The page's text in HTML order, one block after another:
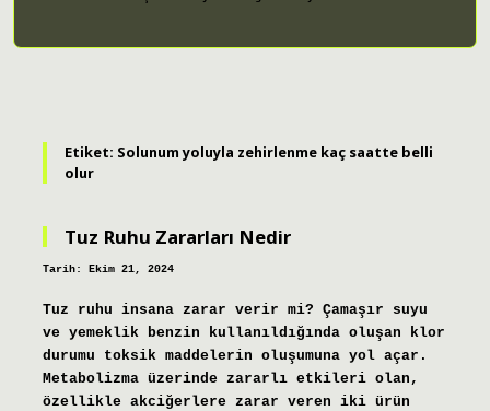
Etiket: Solunum yoluyla zehirlenme kaç saatte belli
olur
Tuz Ruhu Zararları Nedir
Tarih: Ekim 21, 2024
Tuz ruhu insana zarar verir mi? Çamaşır suyu
ve yemeklik benzin kullanıldığında oluşan klor
durumu toksik maddelerin oluşumuna yol açar.
Metabolizma üzerinde zararlı etkileri olan,
özellikle akciğerlere zarar veren iki ürün